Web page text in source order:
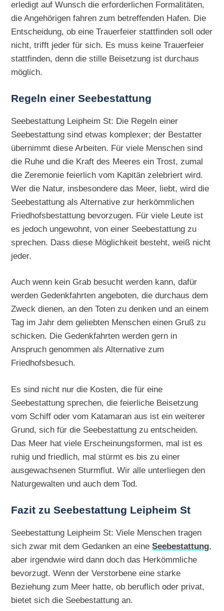
erledigt auf Wunsch die erforderlichen Formalitäten,
die Angehörigen fahren zum betreffenden Hafen. Die
Entscheidung, ob eine Trauerfeier stattfinden soll oder
nicht, trifft jeder für sich. Es muss keine Trauerfeier
stattfinden, denn die stille Beisetzung ist durchaus
möglich.
Regeln einer Seebestattung
Seebestattung Leipheim St: Die Regeln einer
Seebestattung sind etwas komplexer; der Bestatter
übernimmt diese Arbeiten. Für viele Menschen sind
die Ruhe und die Kraft des Meeres ein Trost, zumal
die Zeremonie feierlich vom Kapitän zelebriert wird.
Wer die Natur, insbesondere das Meer, liebt, wird die
Seebestattung als Alternative zur herkömmlichen
Friedhofsbestattung bevorzugen. Für viele Leute ist
es jedoch ungewohnt, von einer Seebestattung zu
sprechen. Dass diese Möglichkeit besteht, weiß nicht
jeder.
Auch wenn kein Grab besucht werden kann, dafür
werden Gedenkfahrten angeboten, die durchaus dem
Zweck dienen, an den Toten zu denken und an einem
Tag im Jahr dem geliebten Menschen einen Gruß zu
schicken. Die Gedenkfahrten werden gern in
Anspruch genommen als Alternative zum
Friedhofsbesuch.
Es sind nicht nur die Kosten, die für eine
Seebestattung sprechen, die feierliche Beisetzung
vom Schiff oder vom Katamaran aus ist ein weiterer
Grund, sich für die Seebestattung zu entscheiden.
Das Meer hat viele Erscheinungsformen, mal ist es
ruhig und friedlich, mal stürmt es bis zu einer
ausgewachsenen Sturmflut. Wir alle unterliegen den
Naturgewalten und auch dem Tod.
Fazit zu Seebestattung Leipheim St
Seebestattung Leipheim St: Viele Menschen tragen
sich zwar mit dem Gedanken an eineSeebestattung,
aber irgendwie wird dann doch das Herkömmliche
bevorzugt. Wenn der Verstorbene eine starke
Beziehung zum Meer hatte, ob beruflich oder privat,
bietet sich die Seebestattung an.